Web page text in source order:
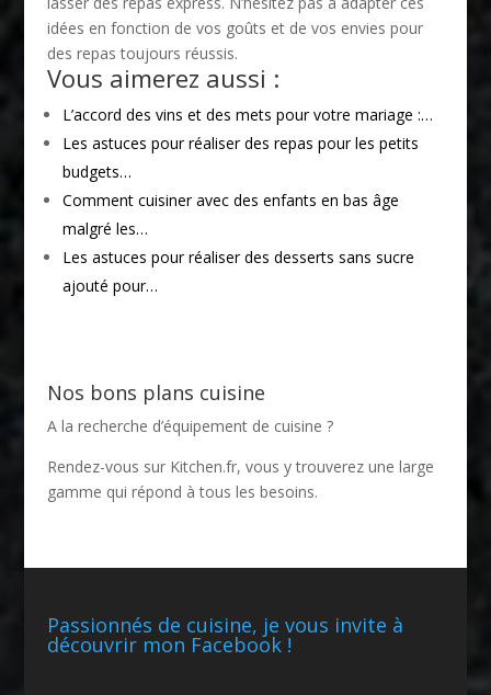
idées en fonction de vos goûts et de vos envies pour
des repas toujours réussis.
Vous aimerez aussi :
L’accord des vins et des mets pour votre mariage :…
Les astuces pour réaliser des repas pour les petits
budgets…
Comment cuisiner avec des enfants en bas âge
malgré les…
Les astuces pour réaliser des desserts sans sucre
ajouté pour…
Nos bons plans cuisine
A la recherche d’équipement de cuisine ?
Rendez-vous sur Kitchen.fr, vous y trouverez une large
gamme qui répond à tous les besoins.
Passionnés de cuisine, je vous invite à
découvrir mon Facebook !